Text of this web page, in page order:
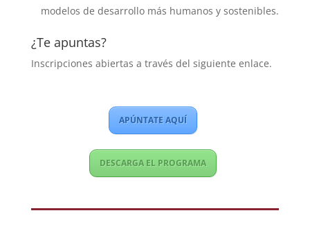
modelos de desarrollo más humanos y sostenibles.
¿Te apuntas?
Inscripciones abiertas a través del siguiente enlace.
APÚNTATE AQUÍ
DESCARGA EL PROGRAMA